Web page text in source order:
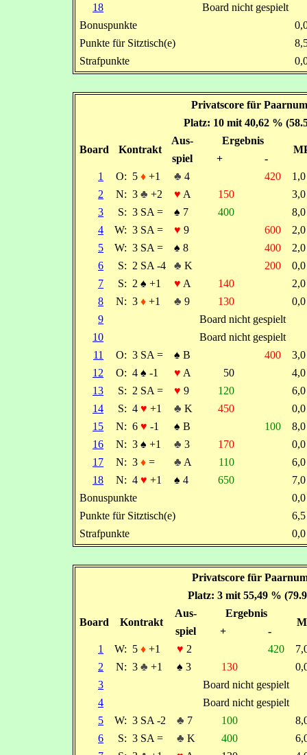
18
Board nicht gespielt
Bonuspunkte
Punkte für Sitztisch(e)
Strafpunkte
Privatscore für
Platz: 10 mit 40,62 %
Board Kontrakt
Aus- Ergebnis
spiel +
-
1
O: 5 ♦ +1 ♣ 4 420
2
N: 3 ♣ +2 ♥ A 150
3
S: 3 SA = ♠ 7 400
4
W: 3 SA = ♥ 9 600
5
W: 3 SA = ♠ 8 400
6
S: 2 SA -4 ♣ K 200
7
S: 2 ♠ +1 ♥ A 140
8
N: 3 ♦ +1 ♣ 9 130
9
Board nicht gespielt
10
Board nicht gespielt
11
O: 3 SA = ♠ B 400
12
O: 4 ♠ -1 ♥ A 50
13
S: 2 SA = ♥ 9 120
14
S: 4 ♥ +1 ♣ K 450
15
N: 6 ♥ -1 ♠ B 100
16
N: 3 ♠ +1 ♣ 3 170
17
N: 3 ♦ = ♣ A 110
18
N: 4 ♥ +1 ♠ 4 650
Bonuspunkte
Punkte für Sitztisch(e)
Strafpunkte
Privatscore für
Platz: 3 mit 55,49 %
Board Kontrakt
Aus- Ergebnis
spiel +
-
1
W: 5 ♦ +1 ♥ 2 420
2
N: 3 ♣ +1 ♠ 3 130
3
Board nicht gespielt
4
Board nicht gespielt
5
W: 3 SA -2 ♣ 7 100
6
S: 3 SA = ♣ K 400